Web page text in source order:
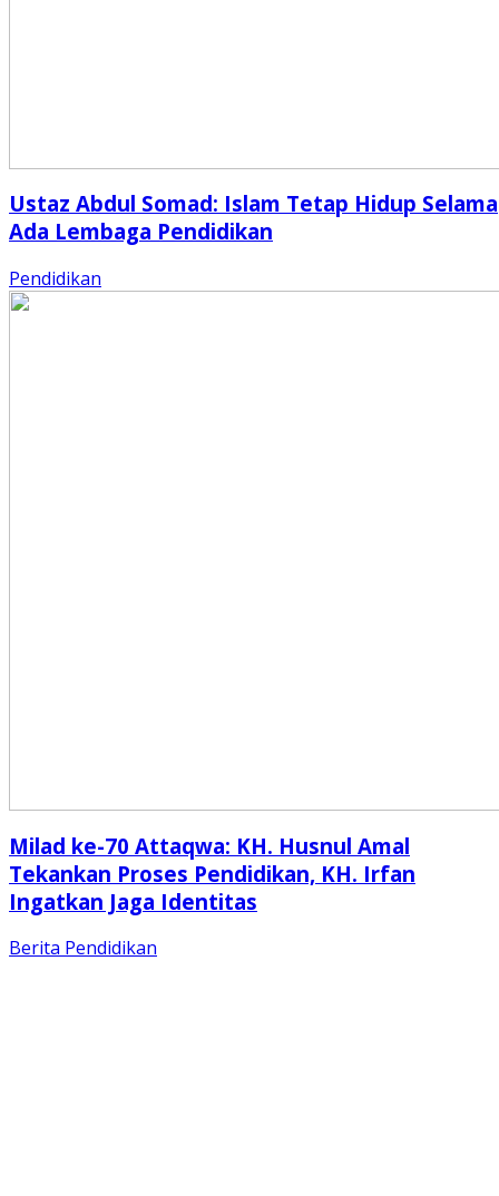
Ustaz Abdul Somad: Islam Tetap Hidup Selama
Ada Lembaga Pendidikan
Pendidikan
Milad ke-70 Attaqwa: KH. Husnul Amal
Tekankan Proses Pendidikan, KH. Irfan
Ingatkan Jaga Identitas
Berita Pendidikan